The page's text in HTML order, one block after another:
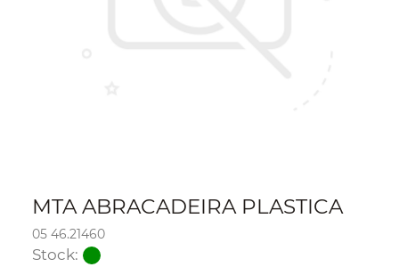
MTA ABRACADEIRA PLASTICA
05 46.21460
Stock: